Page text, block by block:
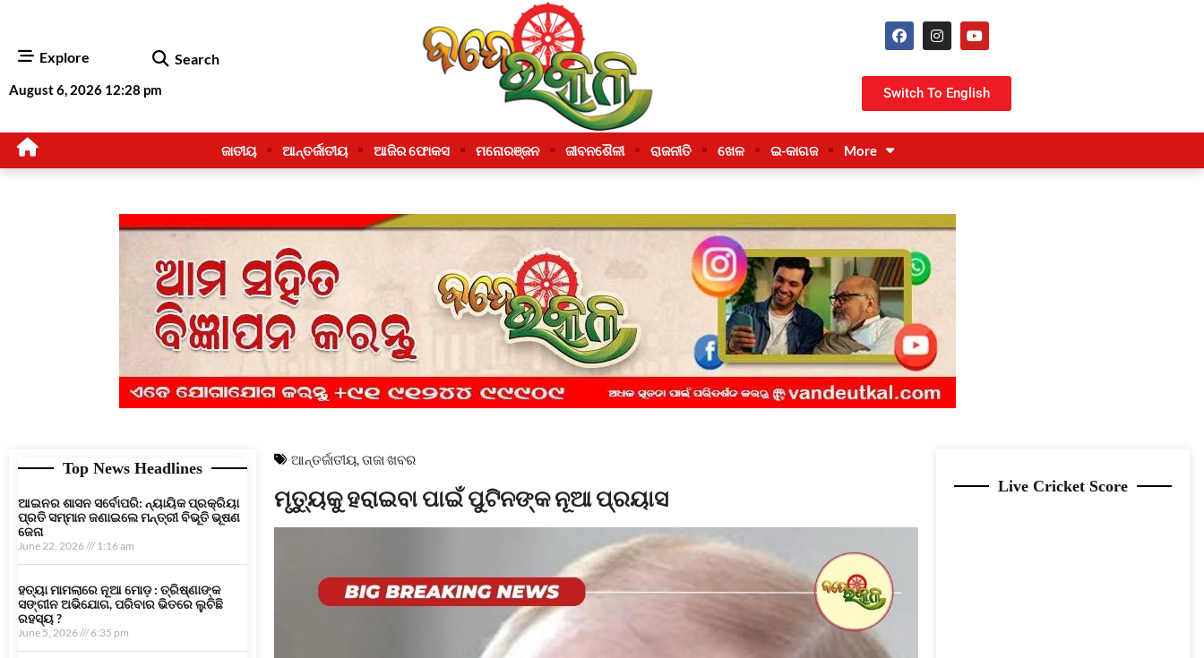
Explore Search
August 6, 2026 12:28 pm Switch To English
ଜାତୀୟ ଆନ୍ତର୍ଜାତୀୟ ଆଜିର ଫୋକସ ମନୋରଞ୍ଜନ ଜୀବନଶୈଳୀ ରାଜନୀତି ଖେଳ ଇ-କାଗଜ More
Top News Headlines
ଆଇନର ଶାସନ ସର୍ବୋପରି: ନ୍ୟାୟିକ ପ୍ରକ୍ରିୟା
ପ୍ରତି ସମ୍ମାନ ଜଣାଇଲେ ମନ୍ତ୍ରୀ ବିଭୂତି ଭୂଷଣ
ଜେନା
June 22, 2026 1:16 am
ହତ୍ୟା ମାମଲାରେ ନୂଆ ମୋଡ଼ : ତ୍ରିଷ୍ଣାଙ୍କ
ସଙ୍ଗୀନ ଅଭିଯୋଗ, ପରିବାର ଭିତରେ ଲୁଚିଛି
ରହସ୍ୟ ?
June 5, 2026 6:35 pm
ଆନ୍ତର୍ଜାତୀୟ,ତାଜା ଖବର
ମୃତ୍ୟୁକୁ ହରାଇବା ପାଇଁ ପୁଟିନଙ୍କ ନୂଆ ପ୍ରୟାସ Live Cricket Score